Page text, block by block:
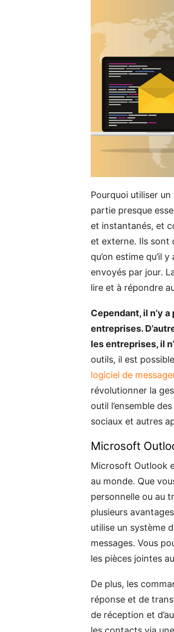
Pourquoi utiliser
partie presque
et instantanés, et
et externe. Ils sont
qu’on estime qu’il
envoyés par jour.
lire et à répondre
Cependant, il n’y
entreprises.
les entreprises, il
outils, il est
logiciel de
révolutionner la
outil l’ensemble
sociaux et autres
Microsoft
Microsoft Outlook
au monde. Que
personnelle ou au
plusieurs
utilise un système
messages. Vous
les pièces jointes
De plus, les
réponse et de
de réception et